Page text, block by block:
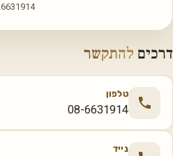
6631914.
דרכים להתקשר
טלפון
08-6631914
נייד